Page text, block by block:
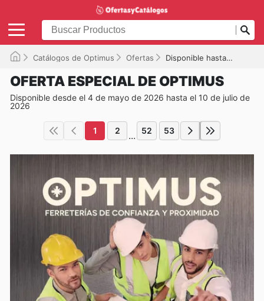
Catálogos de Optimus Ofertas Disponible hasta el 10/07/2026
OFERTA ESPECIAL DE OPTIMUS
Disponible desde el 4 de mayo de 2026 hasta el 10 de julio de
2026
1 2 ... 52 53